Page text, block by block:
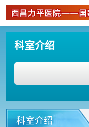
科室介绍
科室介绍